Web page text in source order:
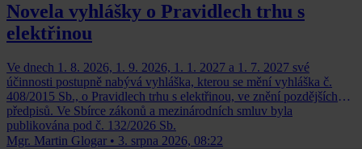
Novela vyhlášky o Pravidlech trhu s
elektřinou
Ve dnech 1. 8. 2026, 1. 9. 2026, 1. 1. 2027 a 1. 7. 2027 své
účinnosti postupně nabývá vyhláška, kterou se mění vyhláška č.
408/2015 Sb., o Pravidlech trhu s elektřinou, ve znění pozdějších
předpisů. Ve Sbírce zákonů a mezinárodních smluv byla
publikována pod č. 132/2026 Sb.
Mgr. Martin Glogar • 3. srpna 2026, 08:22